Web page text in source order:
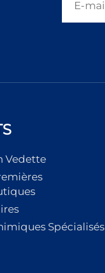
Vedette
Spécialisés